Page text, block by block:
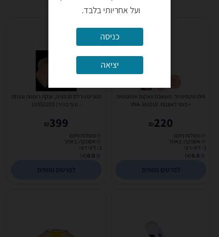
VX4 מקסימיזר. משאבת וואקום אוטומטית
+ פוסי לאוננות. VX4-361019
220
₪
משלוח חינם
אספקה: באתר
ב- דיגי דיגי
0.0
(4)
לפרטים נוספים
סטריט גירלס סנסציה, יונקת רוטטת וגונחת
- (גוף בהיר) LV352203
399
₪
משלוח חינם
אספקה: באתר
ב- דיגי דיגי
0.0
(4)
לפרטים נוספים
ועל אחריותי בלבד.
יציאה
כניסה